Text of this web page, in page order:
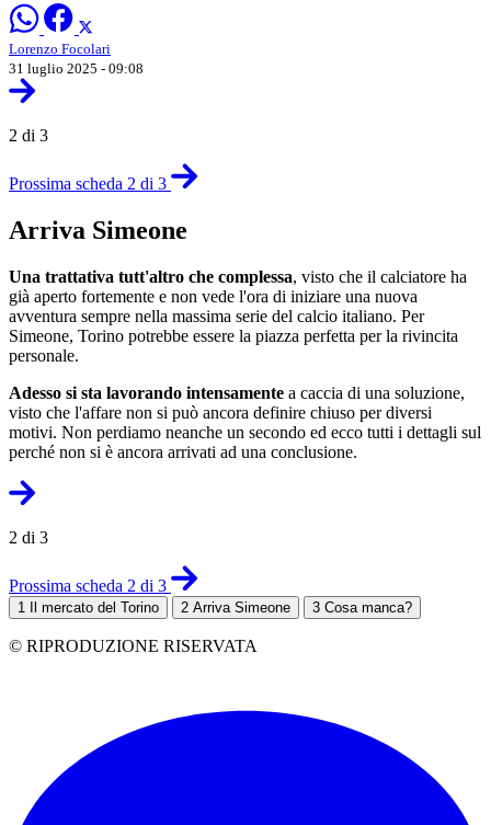
Lorenzo Focolari
31 luglio 2025 - 09:08
2 di 3
Prossima scheda 2 di 3
Arriva Simeone
Una trattativa tutt'altro che complessa, visto che il calciatore ha
già aperto fortemente e non vede l'ora di iniziare una nuova
avventura sempre nella massima serie del calcio italiano. Per
Simeone, Torino potrebbe essere la piazza perfetta per la rivincita
personale.
Adesso si sta lavorando intensamente a caccia di una soluzione,
visto che l'affare non si può ancora definire chiuso per diversi
motivi. Non perdiamo neanche un secondo ed ecco tutti i dettagli sul
perché non si è ancora arrivati ad una conclusione.
2 di 3
Prossima scheda 2 di 3
1 Il mercato del Torino 2 Arriva Simeone 3 Cosa manca?
© RIPRODUZIONE RISERVATA